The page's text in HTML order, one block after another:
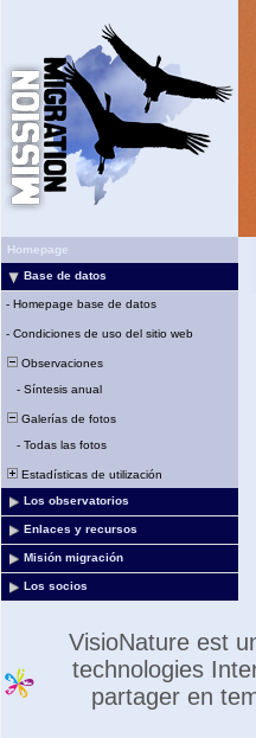
Homepage
Base de datos
- Homepage base de datos
- Condiciones de uso del sitio web
Observaciones
- Síntesis anual
Galerías de fotos
- Todas las fotos
Estadísticas de utilización
Los observatorios
Enlaces y recursos
Misión migración
Los socios
VisioNature est
technologies
partager en